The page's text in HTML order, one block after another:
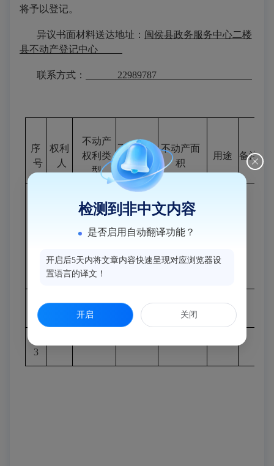
将予以登记。
异议书面材料送达地址： 闽侯县政务服务中心二楼
县不动产登记中心
联系方式： 22989787
序
号
权利
人
不动产
权利类
型
不动产坐
落
不动产面
积
用途 备注
容
宅基地
使用权/
房屋所
有权
闽侯县
大湖乡
珍山61
用地面
积60.94
住宅
2
3
检测到非中文内容
是否启用自动翻译功能？
开启后5天内将文章内容快速呈现对应浏览器设
置语言的译文！
开启 关闭